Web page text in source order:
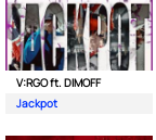
V:RGO ft. DIMOFF
Jackpot